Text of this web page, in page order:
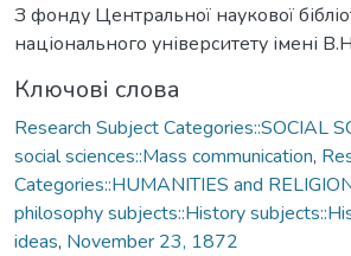
З фонду Центральної наукової
національного університету імені
Ключові слова
Research Subject Categories::SOCIAL
social sciences::Mass communication,
Categories::HUMANITIES and
philosophy subjects::History
ideas, November 23, 1872